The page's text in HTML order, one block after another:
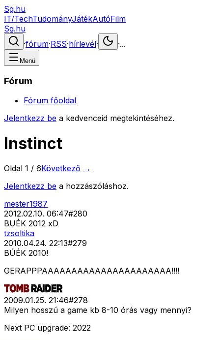
Sg.hu
IT/TechTudományJátékAutóFilm
Sg.hu
·fórum·RSS·hírlevél· ·...
Menü
Fórum
Fórum főoldal
Jelentkezz be a kedvenceid megtekintéséhez.
Instinct
Oldal 1 / 6Következő →
Jelentkezz be a hozzászóláshoz.
mester1987
2012.02.10. 06:47#280
BUÉK 2012 xD
tzsoltika
2010.04.24. 22:13#279
BÚÉK 2010!
GERAPPPAAAAAAAAAAAAAAAAAAAAAA!!!!
2009.01.25. 21:46#278
Milyen hosszú a game kb 8-10 órás vagy mennyi?
Next PC upgrade: 2022